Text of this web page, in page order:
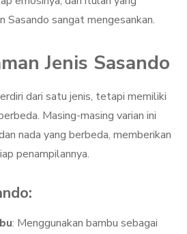
Sasando sangat mengesankan.
Jenis Sasando
dari satu jenis, tetapi memiliki
Masing-masing varian ini
nada yang berbeda, memberikan
penampilannya.
: Menggunakan bambu sebagai